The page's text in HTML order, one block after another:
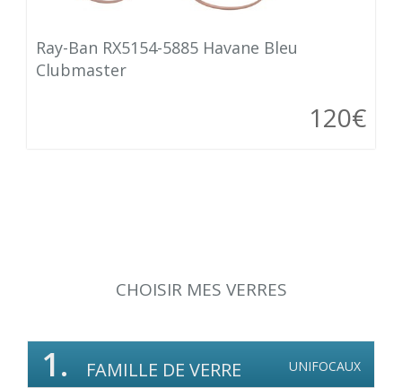
Ray-Ban RX5154-5885 Havane Bleu
Clubmaster
120€
CHOISIR MES VERRES
UNIFOCAUX
1. FAMILLE DE VERRE